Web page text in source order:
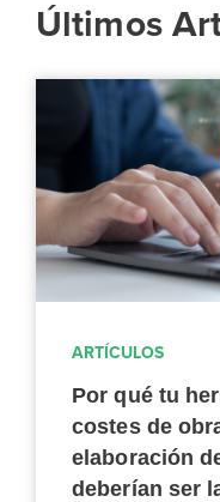
Últimos
ARTÍCULOS
Por qué tu
costes de
elaboración
deberían ser